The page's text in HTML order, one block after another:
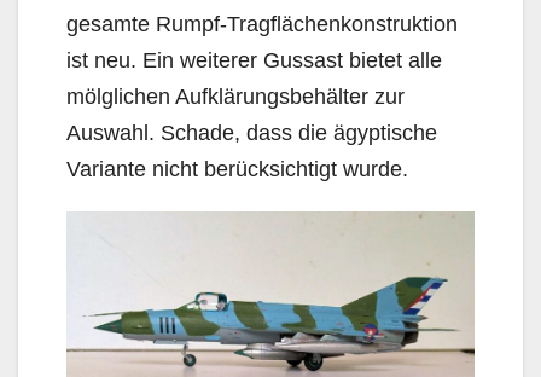
gesamte Rumpf-Tragflächenkonstruktion
ist neu. Ein weiterer Gussast bietet alle
mölglichen Aufklärungsbehälter zur
Auswahl. Schade, dass die ägyptische
Variante nicht berücksichtigt wurde.